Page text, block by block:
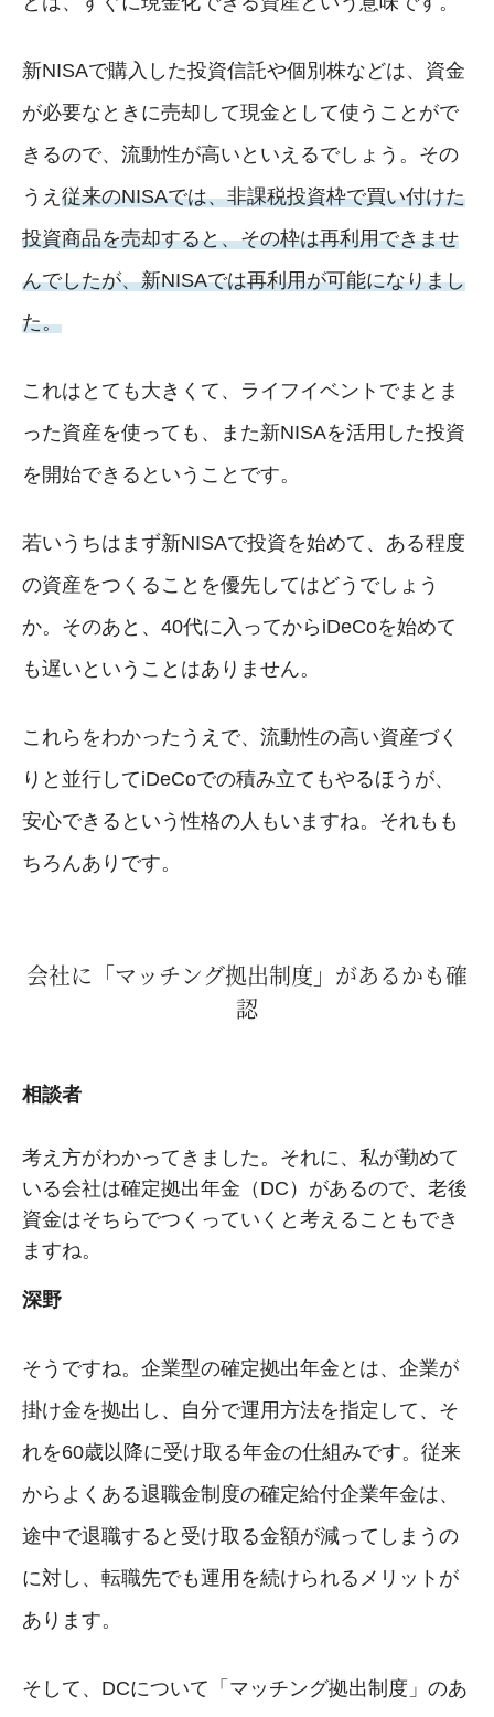
新NISAで購入した投資信託や個別株などは、資金
が必要なときに売却して現金として使うことがで
きるので、流動性が高いといえるでしょう。その
うえ 従来のNISAでは、非課税投資枠で買い付けた
投資商品を売却すると、その枠は再利用できませ
んでしたが、新NISAでは再利用が可能になりまし
た。
これはとても大きくて、ライフイベントでまとま
った資産を使っても、また新NISAを活用した投資
を開始できるということです。
若いうちはまず新NISAで投資を始めて、ある程度
の資産をつくることを優先してはどうでしょう
か。そのあと、40代に入ってからiDeCoを始めて
も遅いということはありません。
これらをわかったうえで、流動性の高い資産づく
りと並行してiDeCoでの積み立てもやるほうが、
安心できるという性格の人もいますね。それもも
ちろんありです。
会社に「マッチング拠出制度」があるかも確
認
相談者
考え方がわかってきました。それに、私が勤めて
いる会社は確定拠出年金（DC）があるので、老後
資金はそちらでつくっていくと考えることもでき
ますね。
深野
そうですね。企業型の確定拠出年金とは、企業が
掛け金を拠出し、自分で運用方法を指定して、そ
れを60歳以降に受け取る年金の仕組みです。従来
からよくある退職金制度の確定給付企業年金は、
途中で退職すると受け取る金額が減ってしまうの
に対し、転職先でも運用を続けられるメリットが
あります。
そして、DCについて「マッチング拠出制度」のあ